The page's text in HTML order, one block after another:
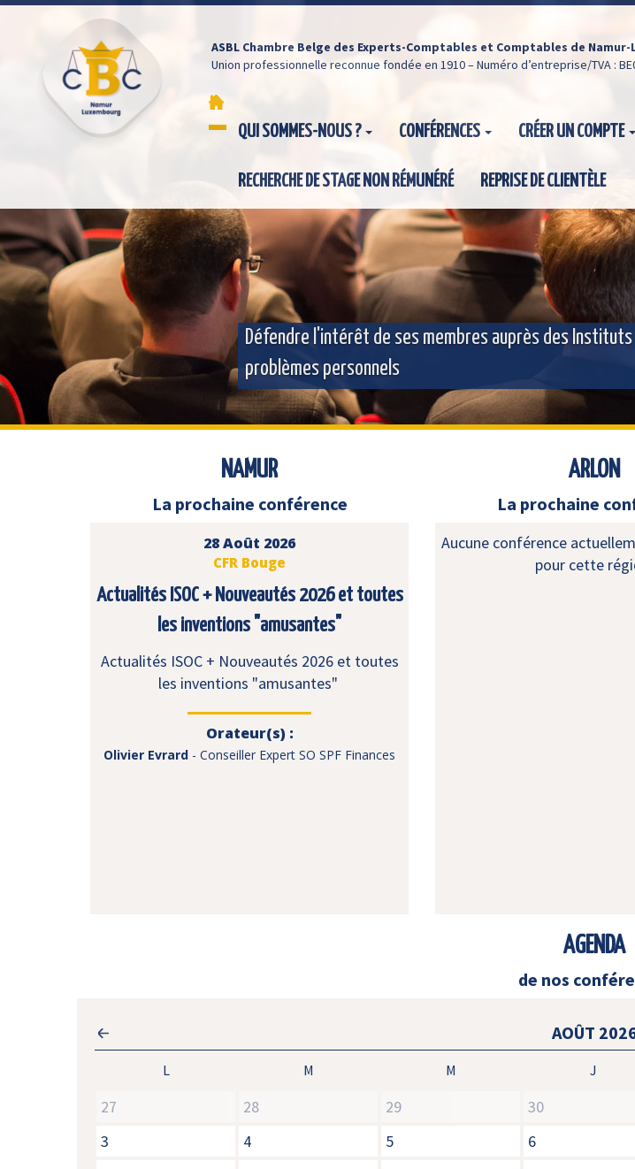
Défendre l'intérêt de ses membres auprès des
problèmes personnels
ASBL Chambre Belge des Experts-Comptables et Comptables de
Union professionnelle reconnue fondée en 1910 – Numéro d’entreprise/TVA :
QUI SOMMES-NOUS ? CONFÉRENCES CRÉER UN COMPTE
RECHERCHE DE STAGE NON RÉMUNÉRÉ REPRISE DE CLIENTÈLE
NAMUR
La prochaine conférence
28 Août 2026
CFR Bouge
Actualités ISOC + Nouveautés 2026 et toutes
les inventions "amusantes"
Actualités ISOC + Nouveautés 2026 et toutes
les inventions "amusantes"
Orateur(s) :
Olivier Evrard - Conseiller Expert SO SPF Finances
ARLON
La prochaine
Aucune conférence
pour cette
AGENDA
de nos
AOÛT
L M M J
27 28 29 30
3
4 5 6